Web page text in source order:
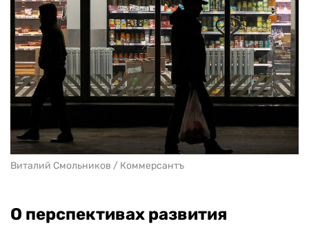
Виталий Смольников / Коммерсантъ
О перспективах развития